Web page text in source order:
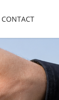
CONTACT